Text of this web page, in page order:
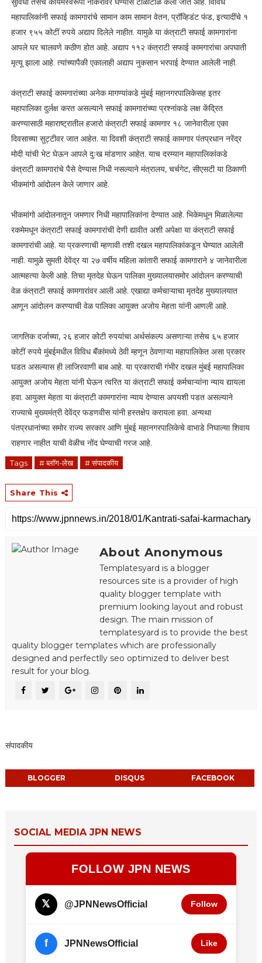
महापालिकांनी सफाई कामगारांचे सामान काम सामान वेतन, प्रॉव्हिडंट फंड, इत्यादींचे १
हजार ९५५ कोटीं रुपये अद्याप दिलेले नाहीत. यामुळे या कंत्राटी सफाई कामगारांना
आपले घर चालवणे कठीण होत आहे. अद्याप ११२ कंत्राटी सफाई कामगारांचा अपघाती
मृत्यू झाला आहे. त्यांच्यापैकी एकालाही अद्याप नुकसान भरपाई देण्यात आलेली नाही.
कंत्राटी सफाई कामगारांच्या अनेक मागण्यांकडे मुंबई महानगरपालिकेसह इतर
महापालिका दुर्लक्ष करत असल्याने सफाई कामगारांच्या प्रश्नांकडे लक्ष केंद्रित
करण्यासाठी महाराष्ट्रातील हजारो कंत्राटी सफाई कामगार १८ जानेवारीला एका
दिवसाच्या सुट्टीवर जात आहेत. या दिवशी कंत्राटी सफाई कामगार पंतप्रधान नरेंद्र
मोदी यांची भेट घेऊन आपले दुःख मांडणार आहेत. याच दरम्यान महापालिकांकडे
कंत्राटी कामगारांचे पैसे देण्यास निधी नसल्याने मंत्रालय, चर्चगेट, सीएसटी या ठिकाणी
भीकमांगो आंदोलन केले जाणार आहे.
भीकमांगो आंदोलनातून जमणार निधी महापालिकांना देण्यात आहे. भिकेमधून मिळालेल्या
रकमेमधून कंत्राटी सफाई कामगारांची देणी द्यावीत अशी अपेक्षा या कंत्राटी सफाई
कामगारांची आहे. या प्रकरणाची म्हणावी तशी दखल महापालिकांकडून घेण्यात आलेली
नाही. यामुळे सुमती देवेंद्र या २७ वर्षीय महिला कांतारी सफाई कामगाराने ४ जानेवारीला
आत्महत्या केली आहे. तिचा मृतदेह घेऊन पालिका मुख्यालयासमोर आंदोलन करण्याची
वेळ कंत्राटी सफाई कामगारांवर आली आहे. एखाद्या कर्मचाऱ्याचा मृतदेह मुख्यालयात
आणून आंदोलन करण्याची वेळ पालिका आयुक्त अजोय मेहता यांनी आणली आहे.
जागतिक दर्जाच्या, २६ हजार कोटी रुपयांचा अर्थसंकल्प असणाऱ्या तसेच ६५ हजार
कोटीं रुपये मुंबईमधील विविध बॅंकांमध्ये ठेवी म्हणून ठेवणाऱ्या महापालिकेत असा प्रकार
घडत असल्यास ही लाजिरवाणी बाब आहे. या प्रकाराची गंभीर दखल मुंबई महापालिका
आयुक्त अजोय मेहता यांनी घेऊन त्वरित या कंत्राटी सफाई कर्मचाऱ्यांना न्याय द्यायला
हवा. आयुक्त मेहता या कंत्राटी कामगारांना न्याय देण्यास अपयशी पडत असल्याने
राज्याचे मुख्यमंत्री देवेंद्र फडणवीस यांनी हस्तक्षेप करायला हवा. अन्यथा
पंतप्रधानांच्या समोर राज्य सरकार आणि मुंबई महानगरपालिकेचे वाभाडे निघाल्या शिवाय
राहणार नाहीत याची वेळीच नोंद घेण्याची गरज आहे.
Tags # ब्लॉग-लेख # संपादकीय
Share This
About Anonymous
Templatesyard is a blogger
resources site is a provider of high
quality blogger template with
premium looking layout and robust
design. The main mission of
templatesyard is to provide the best
quality blogger templates which are professionally
designed and perfectlly seo optimized to deliver best
result for your blog.
संपादकीय
BLOGGER DISQUS FACEBOOK
SOCIAL MEDIA JPN NEWS
FOLLOW JPN NEWS
𝕏 @JPNNewsOfficial Follow
f JPNNewsOfficial Like